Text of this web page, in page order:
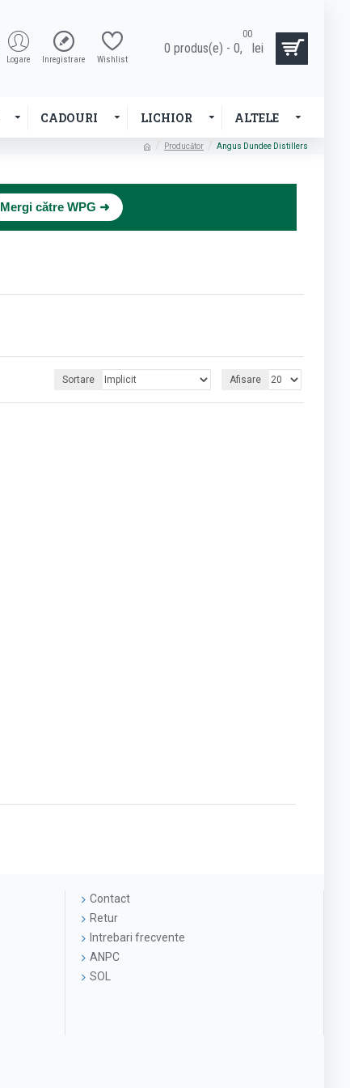
Logare Inregistrare Wishlist
0 produs(e) - 0,
00
lei
CADOURI LICHIOR ALTELE
Producător Angus Dundee Distillers
Mergi către WPG ➜
Sortare Afisare
Contact
Retur
Intrebari frecvente
ANPC
SOL